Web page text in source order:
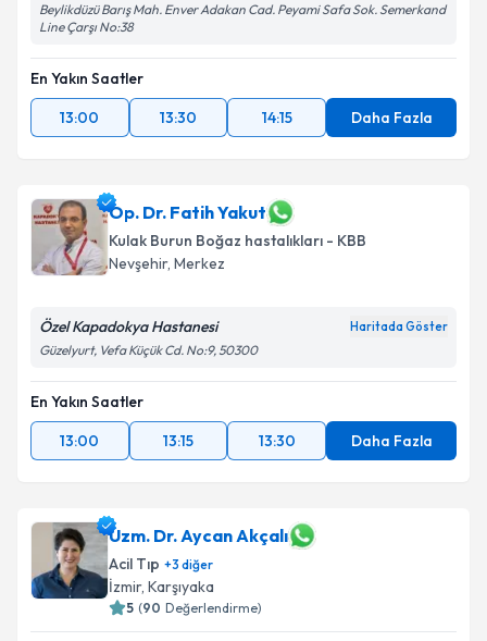
Beylikdüzü Barış Mah. Enver Adakan Cad. Peyami Safa Sok. Semerkand
Line Çarşı No:38
En Yakın Saatler
13:00
13:30 14:15 Daha Fazla
Op. Dr. Fatih Yakut
Kulak Burun Boğaz hastalıkları - KBB
Nevşehir, Merkez
Özel Kapadokya Hastanesi Haritada Göster
Güzelyurt, Vefa Küçük Cd. No:9, 50300
En Yakın Saatler
13:00
13:15 13:30 Daha Fazla
Uzm. Dr. Aycan Akçalı
Acil Tıp +3 diğer
İzmir, Karşıyaka
5 (90 Değerlendirme)